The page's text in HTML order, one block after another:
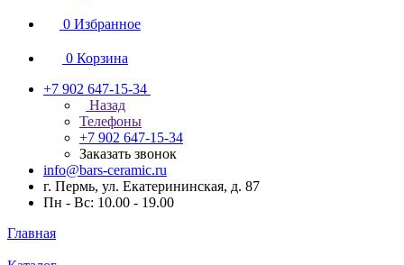
0 Избранное
0 Корзина
+7 902 647-15-34
Назад
Телефоны
+7 902 647-15-34
Заказать звонок
info@bars-ceramic.ru
г. Пермь, ул. Екатерининская, д. 87
Пн - Вс: 10.00 - 19.00
Главная